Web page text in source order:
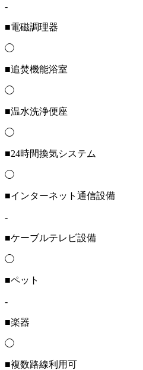
-
■電磁調理器
◯
■追焚機能浴室
◯
■温水洗浄便座
◯
■24時間換気システム
◯
■インターネット通信設備
-
■ケーブルテレビ設備
◯
■ペット
-
■楽器
◯
■複数路線利用可